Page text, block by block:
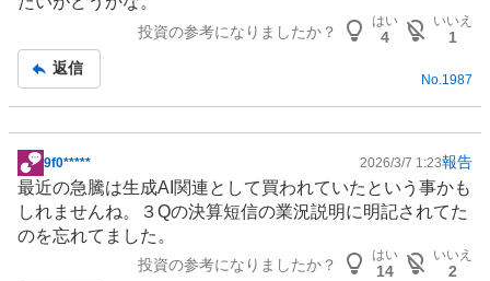
記
投資の参考になりましたか？
はい
4
いいえ
1
返信
No. 1987
掲
示
板
記
9f0***** 2026/3/7 1:23報告
最近の急騰は生成AI 関連として買われていたという事かも
しれませんね。３Qの決算短信の業況説明に明記されてた
のを忘れてました。
投資の参考になりましたか？
はい
14
いいえ
2